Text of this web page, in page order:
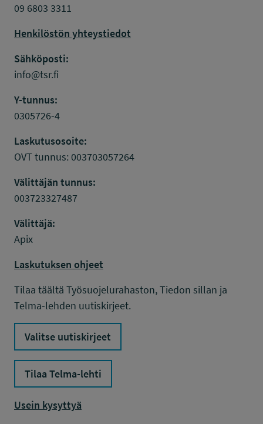
09 6803 3311
Henkilöstön yhteystiedot
Sähköposti:
info@tsr.fi
Y-tunnus:
0305726-4
Laskutusosoite:
OVT tunnus: 003703057264
Välittäjän tunnus:
003723327487
Välittäjä:
Apix
Laskutuksen ohjeet
Tilaa täältä Työsuojelurahaston, Tiedon sillan ja
Telma-lehden uutiskirjeet.
Valitse uutiskirjeet
Tilaa Telma-lehti
Usein kysyttyä